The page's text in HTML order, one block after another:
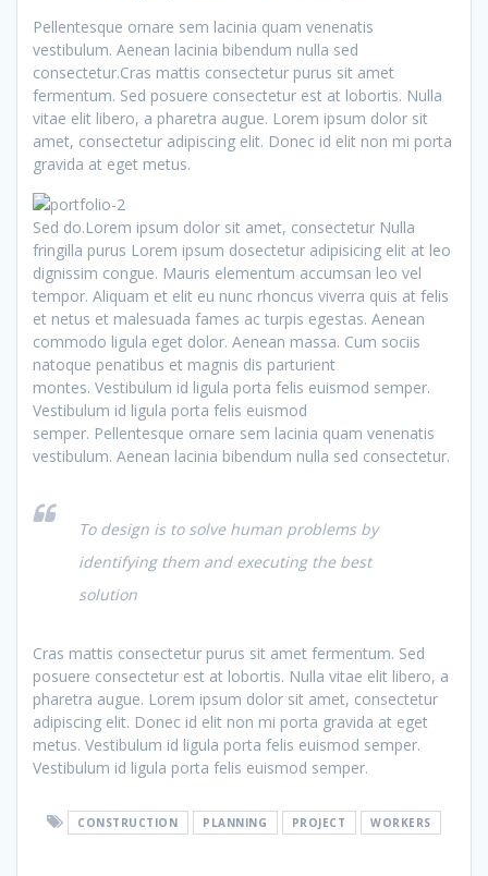
Pellentesque ornare sem lacinia quam venenatis
vestibulum. Aenean lacinia bibendum nulla sed
consectetur.Cras mattis consectetur purus sit amet
fermentum. Sed posuere consectetur est at lobortis. Nulla
vitae elit libero, a pharetra augue. Lorem ipsum dolor sit
amet, consectetur adipiscing elit. Donec id elit non mi porta
gravida at eget metus.
Sed do.Lorem ipsum dolor sit amet, consectetur Nulla
fringilla purus Lorem ipsum dosectetur adipisicing elit at leo
dignissim congue. Mauris elementum accumsan leo vel
tempor. Aliquam et elit eu nunc rhoncus viverra quis at felis
et netus et malesuada fames ac turpis egestas. Aenean
commodo ligula eget dolor. Aenean massa. Cum sociis
natoque penatibus et magnis dis parturient
montes. Vestibulum id ligula porta felis euismod semper.
Vestibulum id ligula porta felis euismod
semper. Pellentesque ornare sem lacinia quam venenatis
vestibulum. Aenean lacinia bibendum nulla sed consectetur.
To design is to solve human problems by
identifying them and executing the best
solution
Cras mattis consectetur purus sit amet fermentum. Sed
posuere consectetur est at lobortis. Nulla vitae elit libero, a
pharetra augue. Lorem ipsum dolor sit amet, consectetur
adipiscing elit. Donec id elit non mi porta gravida at eget
metus. Vestibulum id ligula porta felis euismod semper.
Vestibulum id ligula porta felis euismod semper.
CONSTRUCTION PLANNING PROJECT WORKERS